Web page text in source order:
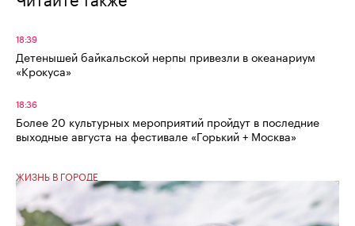
18:39
Детенышей байкальской нерпы привезли в океанариум
«Крокуса»
18:36
Более 20 культурных мероприятий пройдут в последние
выходные августа на фестивале «Горький + Москва»
ЖИЗНЬ В ГОРОДЕ